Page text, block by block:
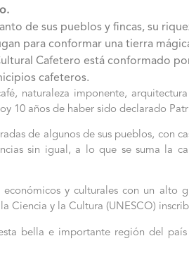
de sus pueblos y fincas, su
para conformar una tierra
Cafetero está conformado
cafeteros.
naturaleza imponente,
10 años de haber sido declarado
de algunos de sus pueblos, con
sin igual, a lo que se suma la
y culturales con un
Ciencia y la Cultura (UNESCO)
bella e importante región del